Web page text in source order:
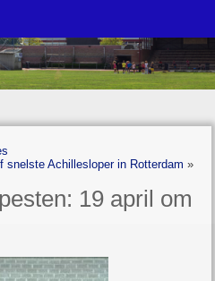
snelste Achillesloper in Rotterdam »
19 april om